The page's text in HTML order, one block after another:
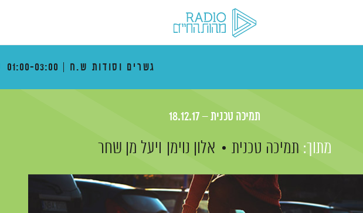
גשרים וסודות ש.ח 01:00-03:00
תמיכה טכנית – 18.12.17
מתוך: תמיכה טכנית אלון נוימן ויעל מן שחר